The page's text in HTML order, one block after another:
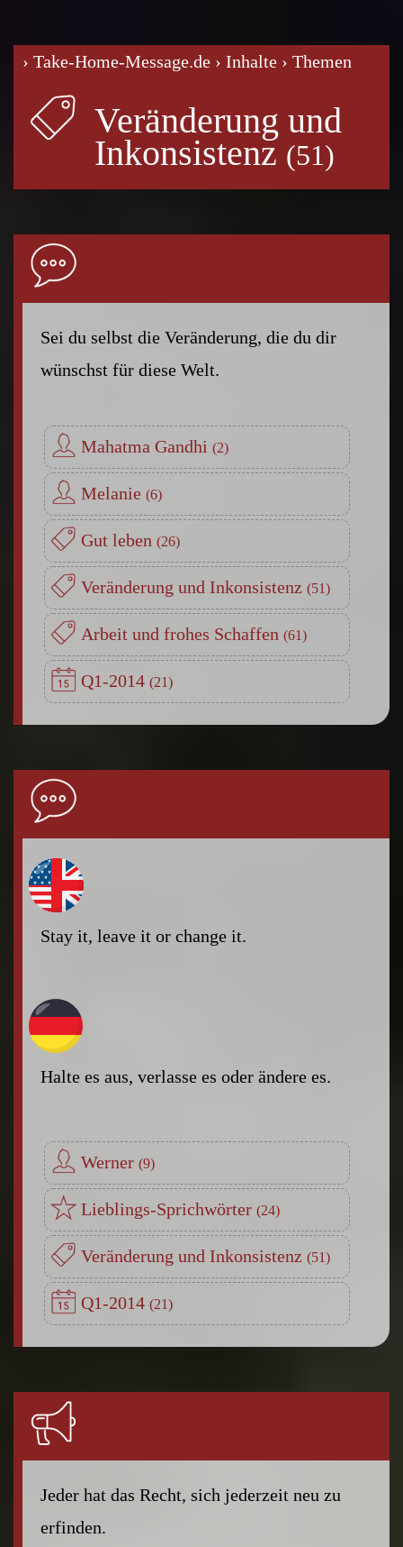
› Take-Home-Message.de › Inhalte › Themen
Veränderung und
Inkonsistenz
Sei du selbst die Veränderung, die du dir
wünschst für diese Welt.
Mahatma Gandhi
Melanie
Gut leben
Veränderung und Inkonsistenz
Arbeit und frohes Schaffen
Q1-2014
Stay it, leave it or change it.
Halte es aus, verlasse es oder ändere es.
Werner
Lieblings-Sprichwörter
Veränderung und Inkonsistenz
Q1-2014
Jeder hat das Recht, sich jederzeit neu zu
erfinden.